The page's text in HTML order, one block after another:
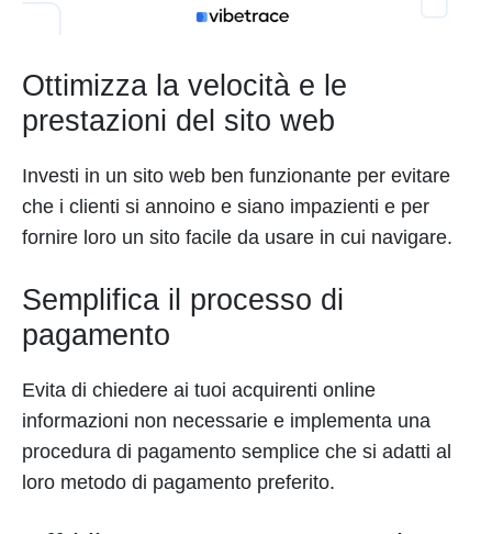
Ottimizza la velocità e le
prestazioni del sito web
Investi in un sito web ben funzionante per evitare
che i clienti si annoino e siano impazienti e per
fornire loro un sito facile da usare in cui navigare.
Semplifica il processo di
pagamento
Evita di chiedere ai tuoi acquirenti online
informazioni non necessarie e implementa una
procedura di pagamento semplice che si adatti al
loro metodo di pagamento preferito.